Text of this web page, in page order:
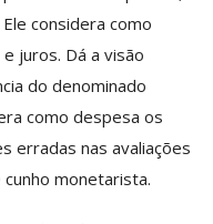
considera como
juros. Dá a visão
do denominado
como despesa os
erradas nas avaliações
monetarista.